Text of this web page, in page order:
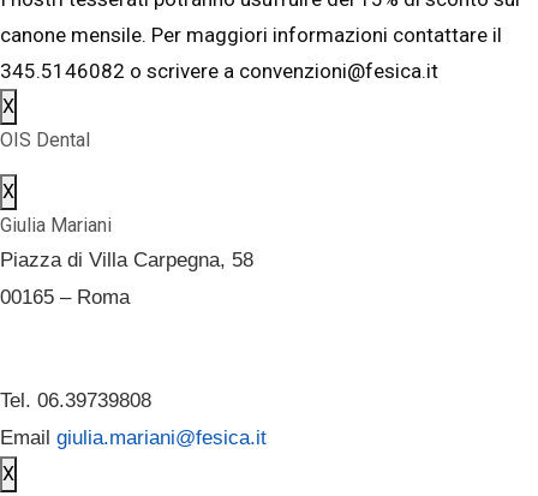
canone mensile. Per maggiori informazioni contattare il
345.5146082 o scrivere a convenzioni@fesica.it
X
OIS Dental
X
Giulia Mariani
Piazza di Villa Carpegna, 58
00165 – Roma
Tel. 06.39739808
Email giulia.mariani@fesica.it
X